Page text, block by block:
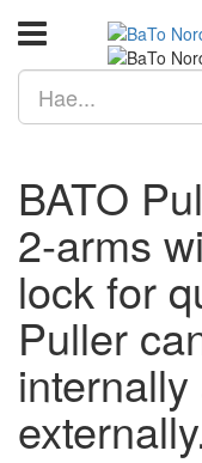
BATO
2-arms
lock for
Puller